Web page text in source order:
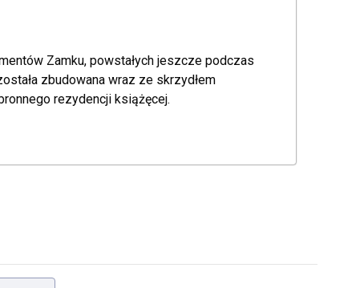
Zamku, powstałych jeszcze podczas
zbudowana wraz ze skrzydłem
rezydencji książęcej.